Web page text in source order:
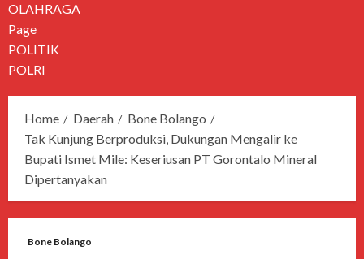
OLAHRAGA
Page
POLITIK
POLRI
Home Daerah
Bone Bolango
Tak Kunjung Berproduksi, Dukungan Mengalir ke
Bupati Ismet Mile: Keseriusan PT Gorontalo Mineral
Dipertanyakan
Bone Bolango